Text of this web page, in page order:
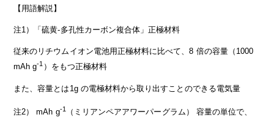
【用語解説】
注1）「硫黄‐多孔性カーボン複合体」正極材料
従来のリチウムイオン電池用正極材料に比べて、8 倍の容量（1000
mAh g-1 ）をもつ正極材料
また、容量とは1g の電極材料から取り出すことのできる電気量
注2） mAh g-1（ミリアンペアアワーパーグラム） 容量の単位で、